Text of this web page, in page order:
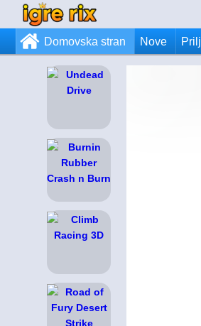
Domovska stran Nove